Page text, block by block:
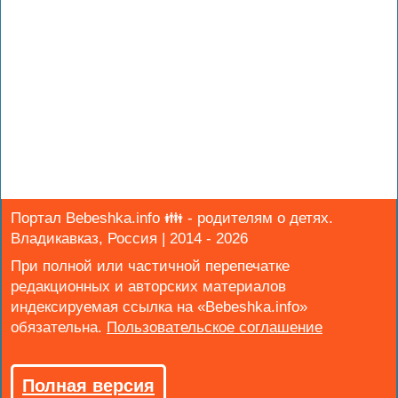
Портал Bebeshka.info 👪 - родителям о детях.
Владикавказ, Россия | 2014 - 2026
При полной или частичной перепечатке
редакционных и авторских материалов
индексируемая ссылка на «Bebeshka.info»
обязательна.
Полная версия